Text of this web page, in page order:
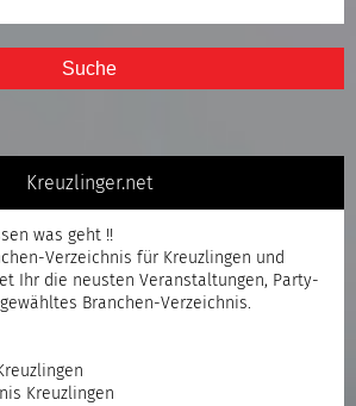
Suche
Kreuzlinger.net
was geht !!
Verzeichnis für Kreuzlingen und
Ihr die neusten Veranstaltungen, Party-
Branchen-Verzeichnis.
Kreuzlingen